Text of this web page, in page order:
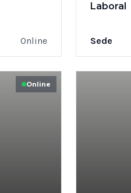
Online
Laboral
Sede
Online